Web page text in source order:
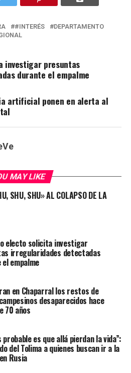
#INTERÉS
DEPARTAMENTO
investigar presuntas
durante el empalme
artificial ponen en alerta al
MAY LIKE
SHU, SHU» AL COLAPSO DE LA
electo solicita investigar
irregularidades detectadas
empalme
en Chaparral los restos de
desaparecidos hace
70 años
probable es que allá pierdan la vida”:
del Tolima a quienes buscan ir a la
Rusia